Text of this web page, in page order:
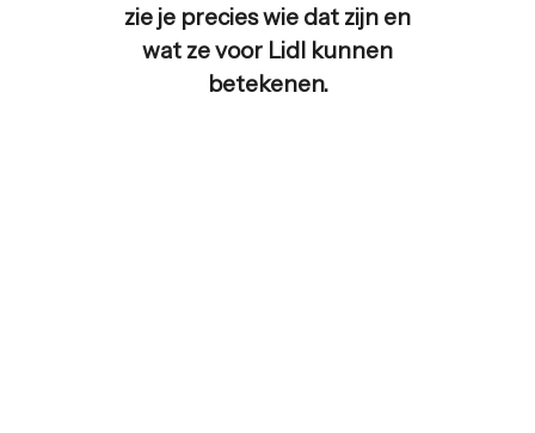
zie je precies wie dat zijn en
wat ze voor Lidl kunnen
betekenen.